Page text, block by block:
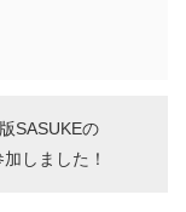
SASUKEの
しました！